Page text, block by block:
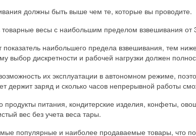
должны быть выше чем те, которые вы проводите.
весы с наибольшим пределом взвешивания от
наибольшего предела взвешивания, тем
выбор дискретности и рабочей нагрузки должен
их эксплуатации в автономном режиме,
держит заряд и сколько часов непрерывной работы
питания, кондитерские изделия, конфеты,
вес без учета веса тары.
популярные и наиболее продаваемые товары, что